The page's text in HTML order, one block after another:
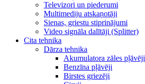
Televizori un piederumi
Multimediju atskaņotāji
Sienas, griestu stiprinājumi
Video signāla dalītāji (Splitter)
Cita tehnika
Dārza tehnika
Akumulatora zāles pļāvēji
Benzīna pļāvēji
Birstes griezēji